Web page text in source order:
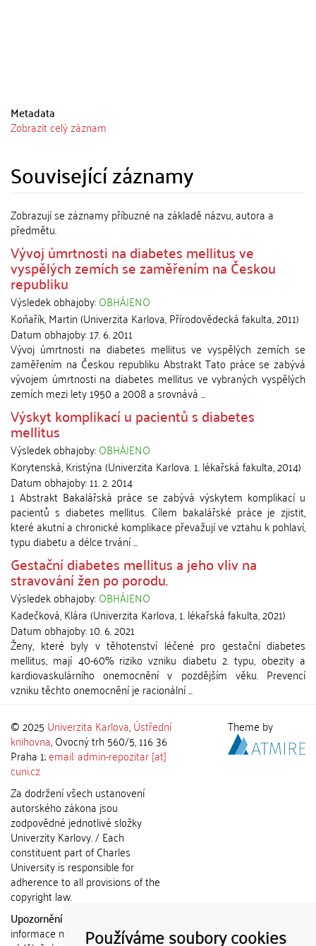
Používáme soubory cookies
Metadata
Zobrazit celý záznam
Související záznamy
Zobrazují se záznamy příbuzné na základě názvu, autora a
předmětu.
Vývoj úmrtnosti na diabetes mellitus ve
vyspělých zemích se zaměřením na Českou
republiku
Výsledek obhajoby:OBHÁJENO
Koňařík, Martin(Univerzita Karlova, Přírodovědecká fakulta,2011)
Datum obhajoby:17. 6. 2011
Vývoj úmrtnosti na diabetes mellitus ve vyspělých zemích se
zaměřením na Českou republiku Abstrakt Tato práce se zabývá
vývojem úmrtnosti na diabetes mellitus ve vybraných vyspělých
zemích mezi lety 1950 a 2008 a srovnává ...
Výskyt komplikací u pacientů s diabetes
mellitus
Výsledek obhajoby:OBHÁJENO
Korytenská, Kristýna(Univerzita Karlova. 1. lékařská fakulta,2014)
Datum obhajoby:11. 2. 2014
1 Abstrakt Bakalářská práce se zabývá výskytem komplikací u
pacientů s diabetes mellitus. Cílem bakalářské práce je zjistit,
které akutní a chronické komplikace převažují ve vztahu k pohlaví,
typu diabetu a délce trvání ...
Gestační diabetes mellitus a jeho vliv na
stravování žen po porodu.
Výsledek obhajoby:OBHÁJENO
Kadečková, Klára(Univerzita Karlova, 1. lékařská fakulta,2021)
Datum obhajoby:10. 6. 2021
Ženy, které byly v těhotenství léčené pro gestační diabetes
mellitus, mají 40-60% riziko vzniku diabetu 2. typu, obezity a
kardiovaskulárního onemocnění v pozdějším věku. Prevencí
vzniku těchto onemocnění je racionální ...
© 2025 Univerzita Karlova,Ústřední
knihovna, Ovocný trh 560/5, 116 36
Praha 1;email: admin-repozitar [at]
cuni.cz
Za dodržení všech ustanovení
autorského zákona jsou
zodpovědné jednotlivé složky
Univerzity Karlovy. / Each
constituent part of Charles
University is responsible for
adherence to all provisions of the
copyright law.
Upozornění / Notice:
informace nemohou být použity k
Theme by